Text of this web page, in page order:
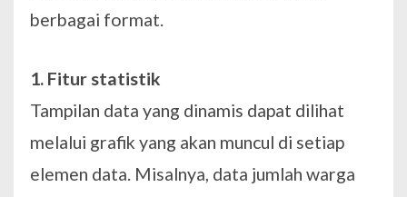
berbagai format.
1. Fitur statistik
Tampilan data yang dinamis dapat dilihat
melalui grafik yang akan muncul di setiap
elemen data. Misalnya, data jumlah warga